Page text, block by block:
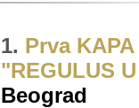
1. Prva
"REGULUS
Beograd